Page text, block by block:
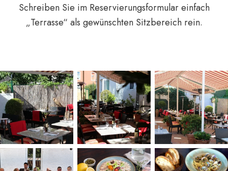
Schreiben Sie im Reservierungsformular einfach
„Terrasse“ als gewünschten Sitzbereich rein.